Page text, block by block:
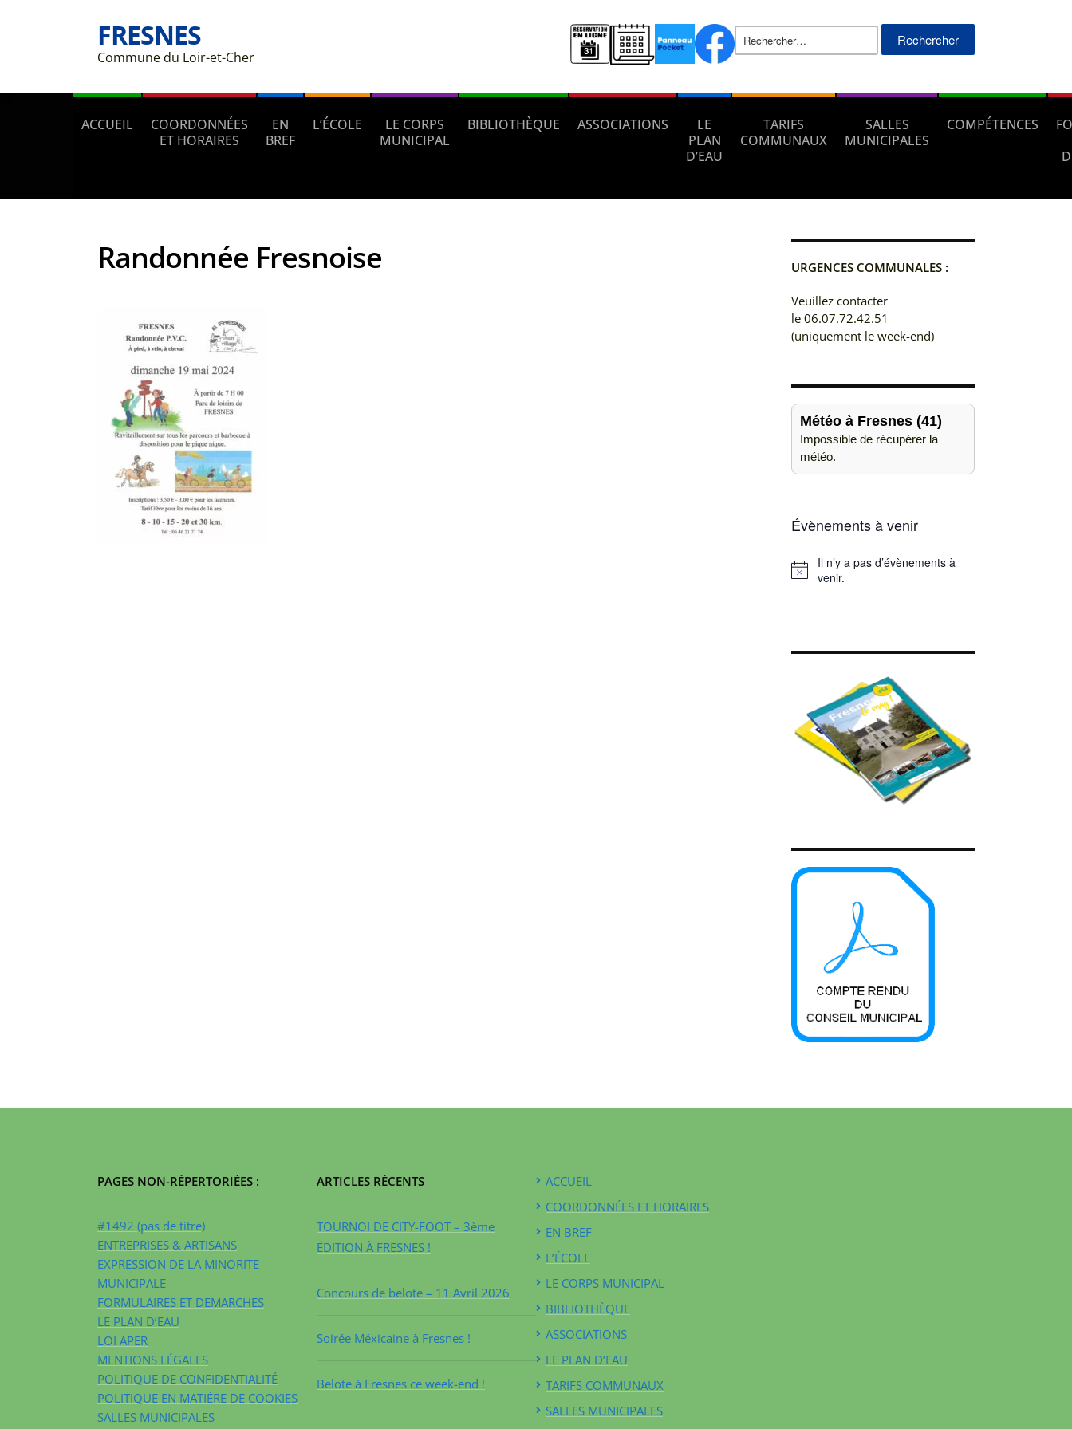
FRESNES
Commune du Loir-et-Cher
Rechercher :
ACCUEIL
COORDONNÉES
ET HORAIRES
EN
BREF
L’ÉCOLE
LE CORPS
MUNICIPAL
BIBLIOTHÈQUE ASSOCIATIONS
LE
PLAN
D’EAU
TARIFS
COMMUNAUX
SALLES
MUNICIPALES
COMPÉTENCES
Randonnée Fresnoise URGENCES COMMUNALES :
Veuillez contacter
le 06.07.72.42.51
(uniquement le week-end)
Météo à Fresnes (41)
Impossible de récupérer la
météo.
Évènements à venir
Notice
Il n’y a pas d’évènements à
venir.
PAGES NON-RÉPERTORIÉES :
#1492 (pas de titre)
ENTREPRISES & ARTISANS
EXPRESSION DE LA MINORITE
MUNICIPALE
FORMULAIRES ET DEMARCHES
LE PLAN D’EAU
LOI APER
MENTIONS LÉGALES
POLITIQUE DE CONFIDENTIALITÉ
POLITIQUE EN MATIÈRE DE COOKIES
SALLES MUNICIPALES
ARTICLES RÉCENTS
TOURNOI DE CITY-FOOT – 3ème
ÉDITION À FRESNES !
Concours de belote – 11 Avril 2026
Soirée Méxicaine à Fresnes !
Belote à Fresnes ce week-end !
ACCUEIL
COORDONNÉES ET HORAIRES
EN BREF
L’ÉCOLE
LE CORPS MUNICIPAL
BIBLIOTHÈQUE
ASSOCIATIONS
LE PLAN D’EAU
TARIFS COMMUNAUX
SALLES MUNICIPALES